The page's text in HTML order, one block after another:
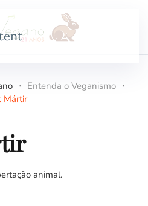
Entenda o Veganismo
Mártir
animal.